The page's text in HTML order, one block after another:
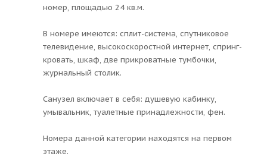
номер, площадью 24 кв.м.
В номере имеются: сплит-система, спутниковое
телевидение, высокоскоростной интернет, спринг-
кровать, шкаф, две прикроватные тумбочки,
журнальный столик.
Санузел включает в себя: душевую кабинку,
умывальник, туалетные принадлежности, фен.
Номера данной категории находятся на первом
этаже.